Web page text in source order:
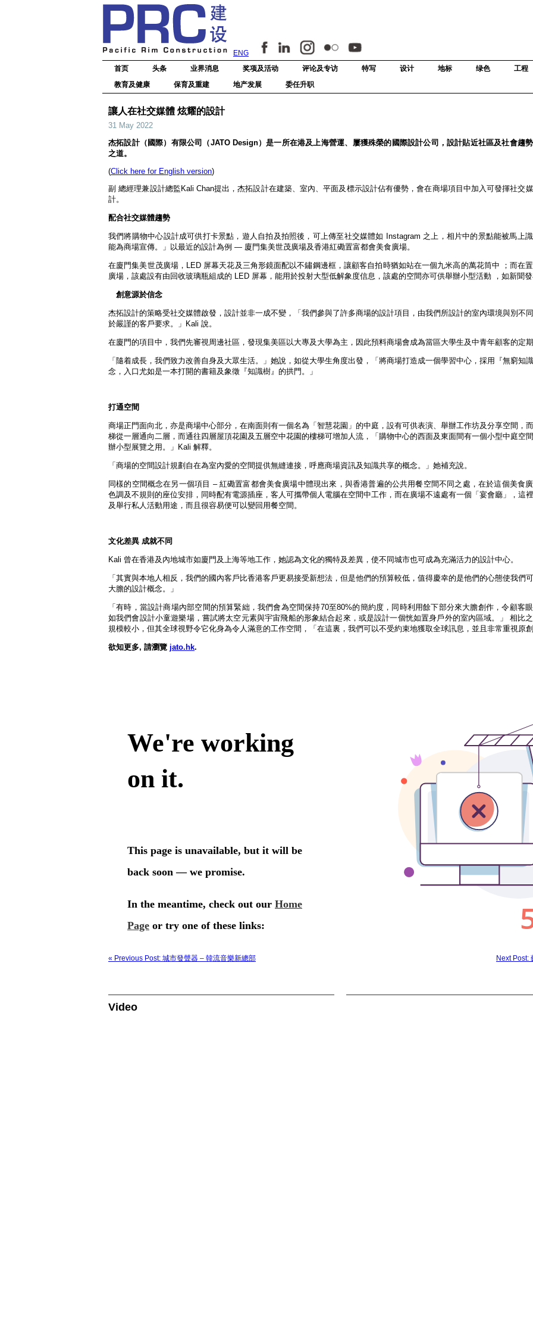
ENG
首页 头条 业界消息 奖项及活动 评论及专访 特写 设计 地标 绿色 工程
教育及健康
保育及重建 地产发展 委任升职
讓人在社交媒體 炫耀的設計
31 May 2022
杰拓設計（國際）有限公司（JATO Design）是一所在港及上海營運、屢獲殊榮的國際設計公司，設計貼近社區及社會趨
之道。
(Click here for English version)
副 總經理兼設計總監Kali Chan提出，杰拓設計在建築、室內、平面及標示設計佔有優勢，會在商場項目中加入可發揮社交
計。
配合社交媒體趨勢
我們將購物中心設計成可供打卡景點，遊人自拍及拍照後，可上傳至社交媒體如 Instagram 之上，相片中的景點能被馬上
能為商場宣傳。」以最近的設計為例 — 廈門集美世茂廣場及香港紅磡置富都會美食廣場。
在廈門集美世茂廣場，LED 屏幕天花及三角形鏡面配以不鏽鋼邊框，讓顧客自拍時猶如站在一個九米高的萬花筒中 ；而在
廣場，該處設有由回收玻璃瓶組成的 LED 屏幕，能用於投射大型低解象度信息，該處的空間亦可供舉辦小型活動 ，如新聞發
創意源於信念
杰拓設計的策略受社交媒體啟發，設計並非一成不變，「我們參與了許多商場的設計項目，由我們所設計的室內環境與別不
於嚴謹的客戶要求。」Kali 說。
在廈門的項目中，我們先審視周邊社區，發現集美區以大專及大學為主，因此預料商場會成為當區大學生及中青年顧客的定期
「隨着成長，我們致力改善自身及大眾生活。」她說，如從大學生角度出發，「將商場打造成一個學習中心，採用『無窮知
念，入口尤如是一本打開的書籍及象徵『知識樹』的拱門。」
打通空間
商場正門面向北，亦是商場中心部分，在南面則有一個名為「智慧花園」的中庭，設有可供表演、舉辦工作坊及分享空間，
梯從一層通向二層，而通往四層屋頂花園及五層空中花園的樓梯可增加人流，「購物中心的西面及東面間有一個小型中庭空
辦小型展覽之用。」Kali 解釋。
「商場的空間設計規劃自在為室內愛的空間提供無縫連接，呼應商場資訊及知識共享的概念。」她補充說。
同樣的空間概念在另一個項目 – 紅磡置富都會美食廣場中體現出來，與香港普遍的公共用餐空間不同之處，在於這個美食
色調及不規則的座位安排，同時配有電源插座，客人可攜帶個人電腦在空間中工作，而在廣場不遠處有一個「宴會廳」，這
及舉行私人活動用途，而且很容易便可以變回用餐空間。
文化差異 成就不同
Kali 曾在香港及內地城市如廈門及上海等地工作，她認為文化的獨特及差異，使不同城市也可成為充滿活力的設計中心。
「其實與本地人相反，我們的國內客戶比香港客戶更易接受新想法，但是他們的預算較低，值得慶幸的是他們的心態使我們
大膽的設計概念。」
「有時，當設計商場內部空間的預算緊絀，我們會為空間保持70至80%的簡約度，同時利用餘下部分來大膽創作，令顧客
如我們會設計小童遊樂場，嘗試將太空元素與宇宙飛船的形象結合起來，或是設計一個恍如置身戶外的室內區域。」 相比
規模較小，但其全球視野令它化身為令人滿意的工作空間，「在這裏，我們可以不受約束地獲取全球訊息，並且非常重視原創
欲知更多, 請瀏覽 jato.hk.
« Previous Post: 城市發聲器 – 韓流音樂新總部 Next Post:
Video